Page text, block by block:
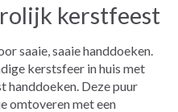
kerstfeest
saaie, saaie handdoeken.
kerstsfeer in huis met
Deze puur
omtoveren met een